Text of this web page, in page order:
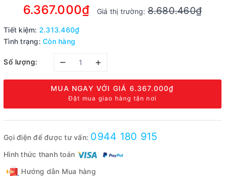
6.367.000₫ Giá thị trường:8.680.460₫
Tiết kiệm: 2.313.460₫
Tình trạng: Còn hàng
Số lượng: – +
MUA NGAY VỚI GIÁ 6.367.000₫
Đặt mua giao hàng tận nơi
Gọi điện để được tư vấn: 0944 180 915
Hình thức thanh toán
Hướng dẫn Mua hàng